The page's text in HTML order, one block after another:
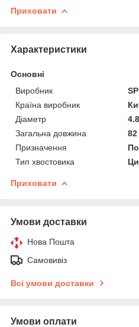
Приховати
Характеристики
Основні
Виробник
Країна виробник
Діаметр
Загальна довжина
Призначення
Тип хвостовика
Приховати
Умови доставки
Нова Пошта
Самовивіз
Всі умови доставки
Умови оплати